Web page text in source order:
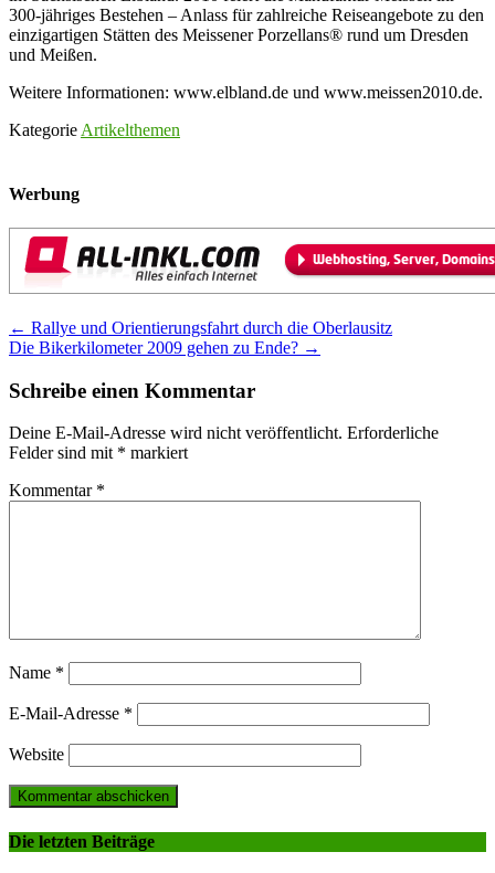
300-jähriges Bestehen – Anlass für zahlreiche Reiseangebote zu den
einzigartigen Stätten des Meissener Porzellans® rund um Dresden
und Meißen.
Weitere Informationen: www.elbland.de und www.meissen2010.de.
Kategorie Artikelthemen
Werbung
Post
navigation
← Rallye und Orientierungsfahrt durch die Oberlausitz
Die Bikerkilometer 2009 gehen zu Ende? →
Schreibe einen Kommentar
Deine E-Mail-Adresse wird nicht veröffentlicht. Erforderliche
Felder sind mit * markiert
Kommentar *
Name *
E-Mail-Adresse *
Website
Die letzten Beiträge